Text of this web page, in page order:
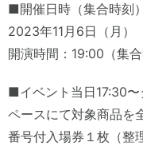
■開催日時（集合時刻）
2023年11月6日（月）
開演時間：19:00（集合
■イベント当日17:30〜
ペースにて対象商品を
番号付入場券１枚（整